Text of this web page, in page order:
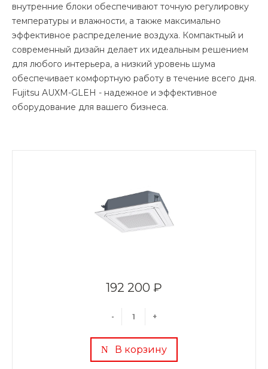
внутренние блоки обеспечивают точную регулировку
температуры и влажности, а также максимально
эффективное распределение воздуха. Компактный и
современный дизайн делает их идеальным решением
для любого интерьера, а низкий уровень шума
обеспечивает комфортную работу в течение всего дня.
Fujitsu AUXM-GLEH - надежное и эффективное
оборудование для вашего бизнеса.
192 200 ₽
- +
В корзину